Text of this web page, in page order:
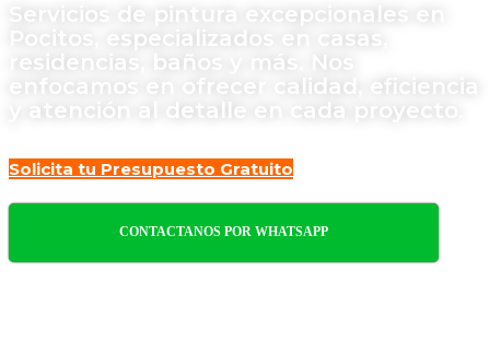
Servicios de pintura excepcionales en
Pocitos, especializados en casas,
residencias, baños y más. Nos
enfocamos en ofrecer calidad, eficiencia
y atención al detalle en cada proyecto.
Solicita tu Presupuesto Gratuito
CONTACTANOS POR WHATSAPP